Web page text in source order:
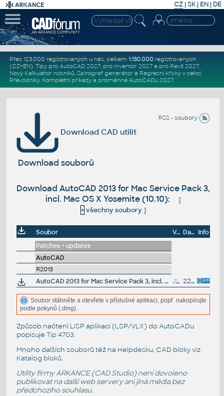
CZ | SK| EN | DE
Přes 123.000 registrovaných u nás, celkem 1.130.000registrovaných
(CZ+EN). Tipy pro AutoCAD 2027, pro Inventor 2027a pro Revit 2027.
Nový Kalkulátor nosníků, Spirograf generátor a Regresní křivkyv sekci
Převodníky. Kompletní příkazya proměnné AutoCADu 2027.
RSS - soubory
Download CAD utilit
Download souborů
Download AutoCAD 2013 for Mac Service Pack 3,
incl. Mac OS X Yosemite (10.10):
[
+ všechny soubory]
Soubor Velikost Datum Info
Patches + updates
AutoCAD
R2013
AutoCAD 2013 for Mac Service Pack 3, incl. Mac OS X Yosemite (10.10) 270MB 22.12.2014
Soubor stáhněte a otevřete v příslušné aplikaci, popř. nakopírujte
podle pokynů (.dmg).
Způsob načtení LISP aplikací (LSP/VLX) do AutoCADu
popisuje Tip 4703.
Mnoho dalších souborů též na Helpdesku, CAD bloky viz
Katalog bloků.
Utility firmy ARKANCE (CAD Studio) není dovoleno
publikovat na další web servery ani jiná média bez
předchozího souhlasu.